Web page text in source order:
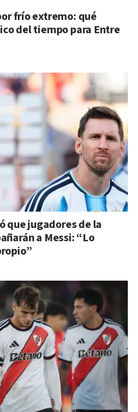
frío extremo: qué
del tiempo para Entre
que jugadores de la
a Messi: “Lo